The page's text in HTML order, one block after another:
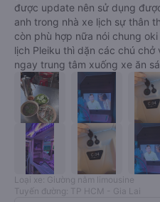
được update nên sử dụng
anh trong nhà xe lịch sự thân
còn phù hợp nữa nói chung
lịch Pleiku thì dặn các chú chở
ngay trung tâm xuống xe ăn
Loại xe: Giường nằm limousine
Tuyến đường: TP HCM - Gia Lai